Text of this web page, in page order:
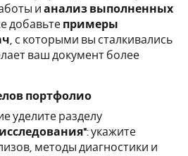
и анализ выполненных
добавьте примеры
, с которыми вы сталкивались
ваш документ более
портфолио
уделите разделу
: укажите
методы диагностики и